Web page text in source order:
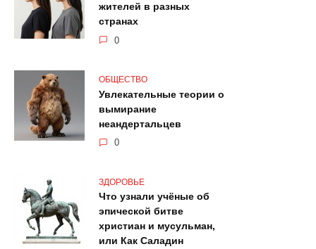
жителей в разных
странах
0
ОБЩЕСТВО
Увлекательные теории о
вымирание
неандертальцев
0
ЗДОРОВЬЕ
Что узнали учёные об
эпичecкой битве
христиан и мусульман,
или Как Саладин